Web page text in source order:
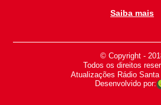
Saiba mais
© Copyright -
-
Todos os direitos
-
Atualizações Rádio
Desenvolvido por: